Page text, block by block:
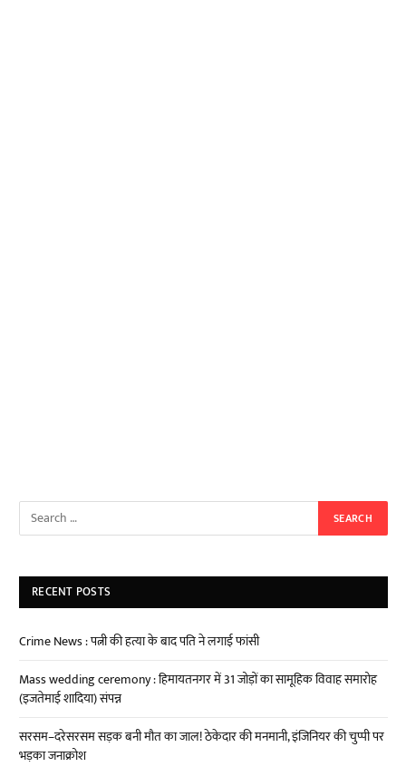
RECENT POSTS
Crime News : पत्नी की हत्या के बाद पति ने लगाई फांसी
Mass wedding ceremony : हिमायतनगर में 31 जोड़ों का सामूहिक विवाह समारोह
(इजतेमाई शादिया) संपन्न
सरसम–दरेसरसम सड़क बनी मौत का जाल! ठेकेदार की मनमानी, इंजिनियर की चुप्पी पर
भड़का जनाक्रोश